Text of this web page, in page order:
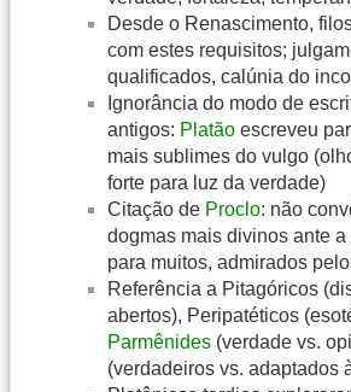
Desde o Renascimento,
com estes requisitos;
qualificados, calúnia do
Ignorância do modo de
antigos: Platão escreveu
mais sublimes do vulgo
forte para luz da verdade)
Citação de Proclo: não
dogmas mais divinos ante
para muitos, admirados
Referência a Pitagóricos
abertos), Peripatéticos
Parmênides (verdade vs.
(verdadeiros vs. adaptados